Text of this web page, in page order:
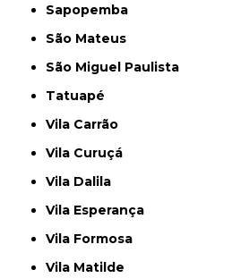
Sapopemba
São Mateus
São Miguel Paulista
Tatuapé
Vila Carrão
Vila Curuçá
Vila Dalila
Vila Esperança
Vila Formosa
Vila Matilde